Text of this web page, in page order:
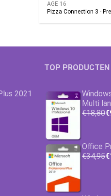
AGE 16
Pizza Connection 3 -
2021
TOP PRODUCTEN
Multi
€18,80
Office
€34,95